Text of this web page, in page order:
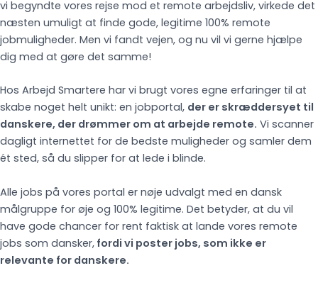
vi begyndte vores rejse mod et remote arbejdsliv, virkede det
næsten umuligt at finde gode, legitime 100% remote
jobmuligheder. Men vi fandt vejen, og nu vil vi gerne hjælpe
dig med at gøre det samme!
Hos Arbejd Smartere har vi brugt vores egne erfaringer til at
skabe noget helt unikt: en jobportal, der er skræddersyet til
danskere, der drømmer om at arbejde remote. Vi scanner
dagligt internettet for de bedste muligheder og samler dem
ét sted, så du slipper for at lede i blinde.
Alle jobs på vores portal er nøje udvalgt med en dansk
målgruppe for øje og 100% legitime. Det betyder, at du vil
have gode chancer for rent faktisk at lande vores remote
jobs som dansker, fordi vi poster jobs, som ikke er
relevante for danskere.